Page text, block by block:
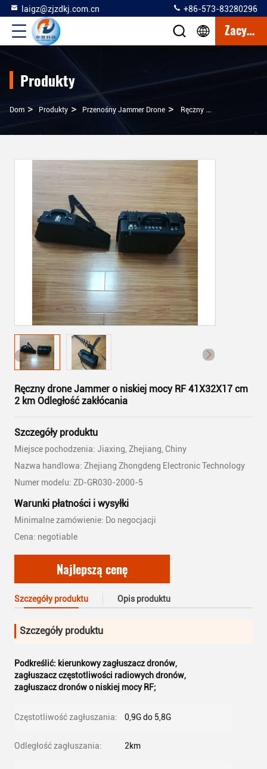
laigz@zjzdkj.com.cn +86-573-83280296
Zacytować
Produkty
Dom > Produkty > Przenośny Jammer Drone > Ręczny Drone Jammer O Niskiej Mocy RF 41X32X17 Cm 2 Km Odległość Zakłócania
Ręczny drone Jammer o niskiej mocy RF 41X32X17 cm
2 km Odległość zakłócania
Szczegóły produktu
Miejsce pochodzenia: Jiaxing, Zhejiang, Chiny
Nazwa handlowa: Zhejiang Zhongdeng Electronic Technology
Numer modelu: ZD-GR030-2000-5
Warunki płatności i wysyłki
Minimalne zamówienie: Do negocjacji
Cena: negotiable
Najlepszą cenę
Szczegóły produktu Opis produktu
Szczegóły produktu
Podkreślić: kierunkowy zagłuszacz dronów,
zagłuszacz częstotliwości radiowych dronów,
zagłuszacz dronów o niskiej mocy RF;
Częstotliwość zagłuszania: 0,9G do 5,8G
Odległość zagłuszania: 2km